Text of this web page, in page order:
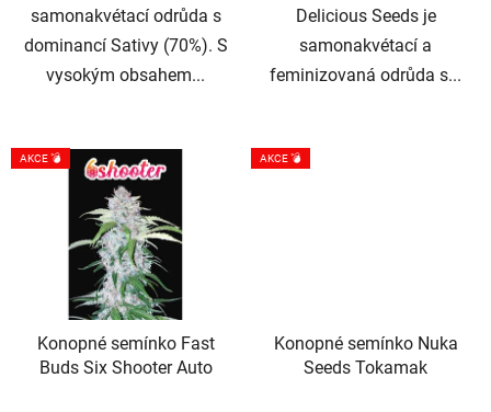
samonakvétací odrůda s
dominancí Sativy (70%). S
vysokým obsahem...
Delicious Seeds je
samonakvétací a
feminizovaná odrůda s...
AKCE 💣
Konopné semínko Fast
Buds Six Shooter Auto
AKCE 💣
Konopné semínko Nuka
Seeds Tokamak